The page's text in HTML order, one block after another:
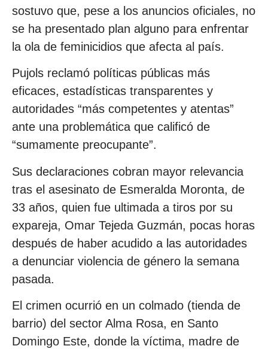
sostuvo que, pese a los anuncios oficiales, no
se ha presentado plan alguno para enfrentar
la ola de feminicidios que afecta al país.
Pujols reclamó políticas públicas más
eficaces, estadísticas transparentes y
autoridades “más competentes y atentas”
ante una problemática que calificó de
“sumamente preocupante”.
Sus declaraciones cobran mayor relevancia
tras el asesinato de Esmeralda Moronta, de
33 años, quien fue ultimada a tiros por su
expareja, Omar Tejeda Guzmán, pocas horas
después de haber acudido a las autoridades
a denunciar violencia de género la semana
pasada.
El crimen ocurrió en un colmado (tienda de
barrio) del sector Alma Rosa, en Santo
Domingo Este, donde la víctima, madre de